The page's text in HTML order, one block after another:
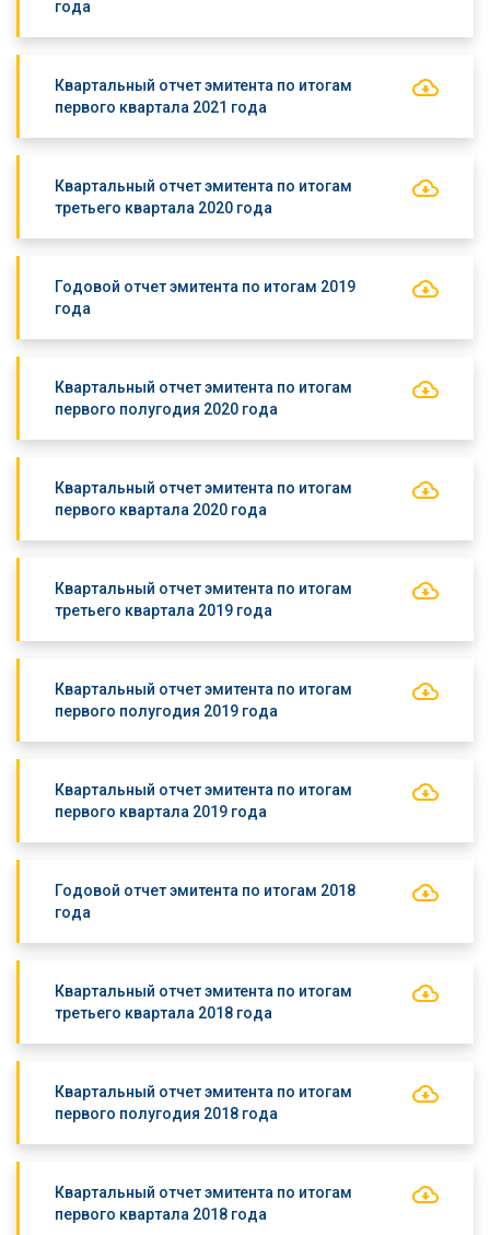
года
Квартальный отчет эмитента по итогам
первого квартала 2021 года
Квартальный отчет эмитента по итогам
третьего квартала 2020 года
Годовой отчет эмитента по итогам 2019
года
Квартальный отчет эмитента по итогам
первого полугодия 2020 года
Квартальный отчет эмитента по итогам
первого квартала 2020 года
Квартальный отчет эмитента по итогам
третьего квартала 2019 года
Квартальный отчет эмитента по итогам
первого полугодия 2019 года
Квартальный отчет эмитента по итогам
первого квартала 2019 года
Годовой отчет эмитента по итогам 2018
года
Квартальный отчет эмитента по итогам
третьего квартала 2018 года
Квартальный отчет эмитента по итогам
первого полугодия 2018 года
Квартальный отчет эмитента по итогам
первого квартала 2018 года